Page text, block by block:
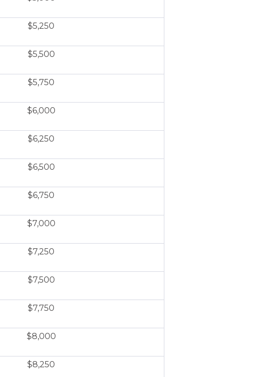
$5,250
$5,500
$5,750
$6,000
$6,250
$6,500
$6,750
$7,000
$7,250
$7,500
$7,750
$8,000
$8,250